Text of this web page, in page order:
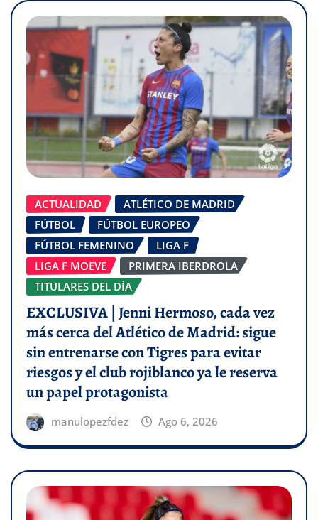
ACTUALIDAD
ATLÉTICO DE MADRID
FÚTBOL
FÚTBOL EUROPEO
FÚTBOL FEMENINO
LIGA F
LIGA F MOEVE
PRIMERA IBERDROLA
TITULARES DEL DÍA
EXCLUSIVA | Jenni Hermoso, cada vez
más cerca del Atlético de Madrid: sigue
sin entrenarse con Tigres para evitar
riesgos y el club rojiblanco ya le reserva
un papel protagonista
manulopezfdez Ago 6, 2026